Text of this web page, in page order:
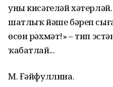
уны кисәгеләй хәтерләй.
шатлыҡ йәше бәреп
өсөн рәхмәт!» – тип
ҡабатлай...
М. Ғәйфуллина.